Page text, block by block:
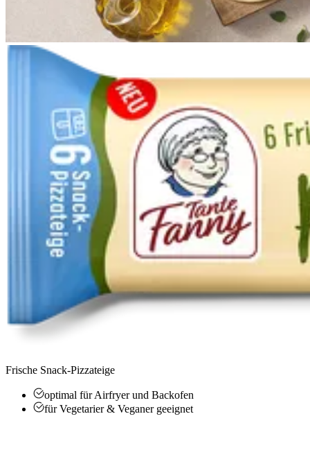
Frische Snack-Pizzateige
optimal für Airfryer und Backofen
für Vegetarier & Veganer geeignet